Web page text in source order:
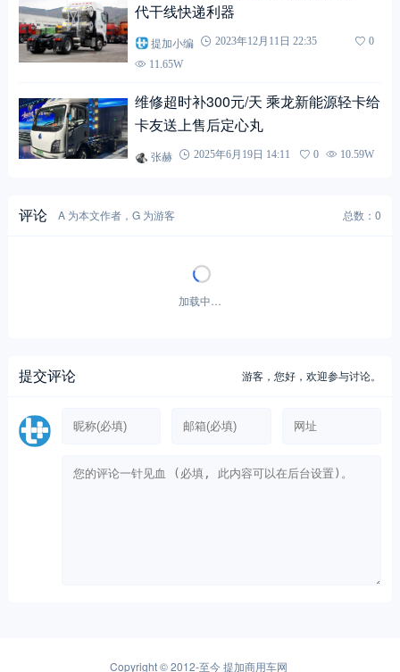
代干线快递利器
提加小编 2023年12月11日 22:35
0
11.65W
维修超时补300元/天 乘龙新能源轻卡给
卡友送上售后定心丸
张赫 2025年6月19日 14:11 0 10.59W
评论 A 为本文作者，G 为游客 总数：0
加载中…
提交评论 游客，您好，欢迎参与讨论。
Copyright © 2012-至今提加商用车网